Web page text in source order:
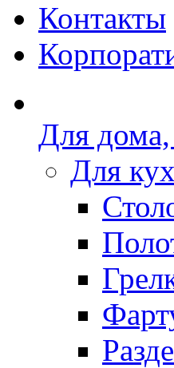
Контакты
Для дома,
Для